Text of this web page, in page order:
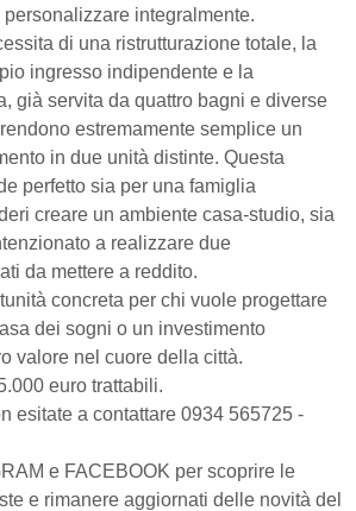
integralmente.
di una ristrutturazione totale, la
ingresso indipendente e la
già servita da quattro bagni e diverse
estremamente semplice un
in due unità distinte. Questa
perfetto sia per una famiglia
creare un ambiente casa-studio, sia
a realizzare due
da mettere a reddito.
concreta per chi vuole progettare
dei sogni o un investimento
valore nel cuore della città.
euro trattabili.
esitate a contattare 0934 565725 -
e FACEBOOK per scoprire le
e rimanere aggiornati delle novità del